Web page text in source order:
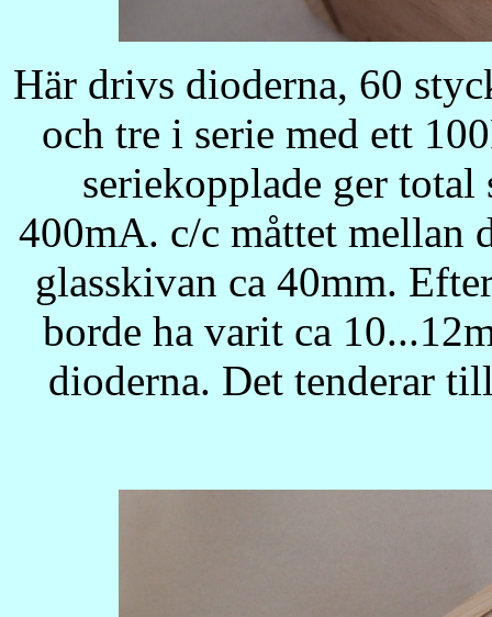
Här drivs dioderna, 60
och tre i serie med ett
seriekopplade ger
400mA. c/c måttet mellan
glasskivan ca 40mm.
borde ha varit ca
dioderna. Det tenderar